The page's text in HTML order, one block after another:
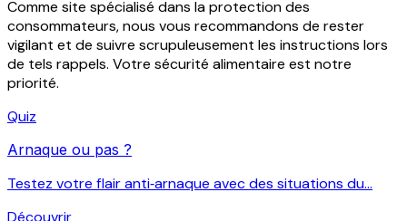
Comme site spécialisé dans la protection des
consommateurs, nous vous recommandons de rester
vigilant et de suivre scrupuleusement les instructions lors
de tels rappels. Votre sécurité alimentaire est notre
priorité.
Quiz
Arnaque ou pas ?
Testez votre flair anti‑arnaque avec des situations du...